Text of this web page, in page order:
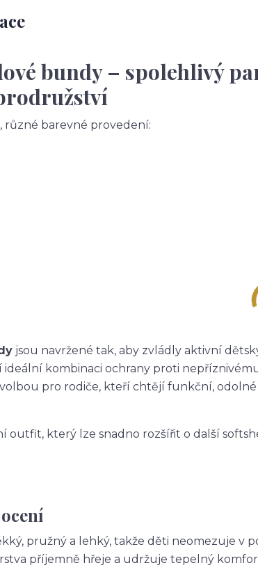
bundy – spolehlivý
různé barevné provedení:
jsou navržené tak, aby zvládly aktivní
ideální kombinaci ochrany proti
pro rodiče, kteří chtějí funkční,
outfit, který lze snadno rozšířit o další
pružný a lehký, takže děti neomezuje v
příjemně hřeje a udržuje tepelný